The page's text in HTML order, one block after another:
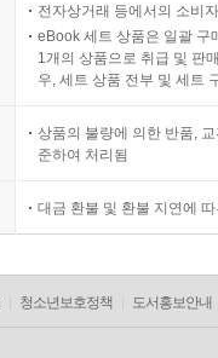
전자상거래 등에서의 소비
eBook 세트 상품은 일괄 구
1개의 상품으로 취급 및 판
우, 세트 상품 전부 및 세트
상품의 불량에 의한 반품,
준하여 처리됨
대금 환불 및 환불 지연에
청소년보호정책 도서홍보안내